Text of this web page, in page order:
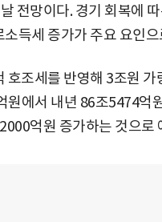
전망이다. 경기 회복에
득세 증가가 주요 요인
호조세를 반영해 3조원
원에서 내년 86조5474억
억원 증가하는 것으로